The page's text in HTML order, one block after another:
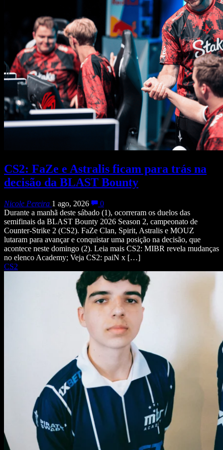
CS2: FaZe e Astralis ficam para trás na
decisão da BLAST Bounty
Nicole Pereira 1 ago, 2026
0
Durante a manhã deste sábado (1), ocorreram os duelos das
semifinais da BLAST Bounty 2026 Season 2, campeonato de
Counter-Strike 2 (CS2). FaZe Clan, Spirit, Astralis e MOUZ
lutaram para avançar e conquistar uma posição na decisão, que
acontece neste domingo (2). Leia mais CS2: MIBR revela mudanças
no elenco Academy; Veja CS2: paiN x […]
CS2